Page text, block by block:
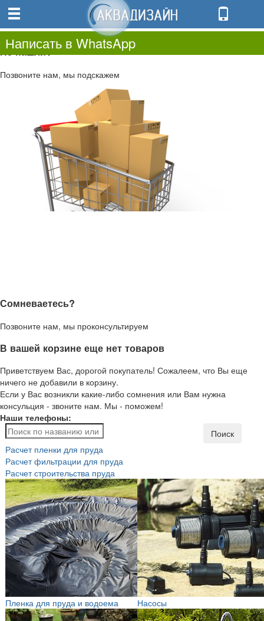
0.00
0
Не нашли?
Позвоните нам, мы подскажем
Сомневаетесь?
Позвоните нам, мы проконсультируем
В вашей корзине еще нет товаров
Приветствуем Вас, дорогой покупатель! Сожалеем, что Вы еще
ничего не добавили в корзину.
Если у Вас возникли какие-либо сомнения или Вам нужна
консульция - звоните нам. Мы - поможем!
Наши телефоны:
Написать в WhatsApp
Поиск
Расчет пленки для пруда
Расчет фильтрации для пруда
Расчет строительства пруда
Пленка для пруда и водоема Насосы